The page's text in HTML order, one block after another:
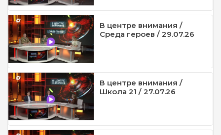
В центре внимания /
Среда героев / 29.07.26
В центре внимания /
Школа 21 / 27.07.26